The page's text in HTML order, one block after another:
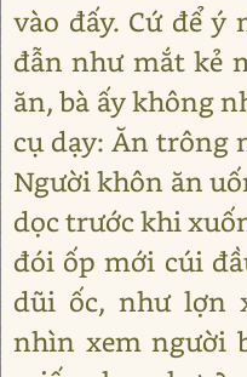
vào đấy. Cứ để ý
đẫn như mắt kẻ
ăn, bà ấy không
cụ dạy: Ăn trông
Người khôn ăn
dọc trước khi
đói ốp mới cúi
dũi ốc, như lợn
nhìn xem người